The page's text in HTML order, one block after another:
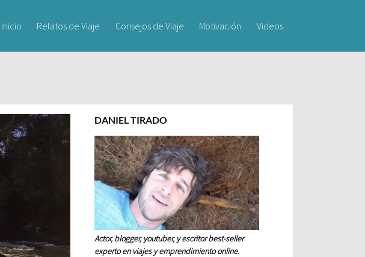
Inicio Relatos de Viaje Consejos de Viaje Motivación Videos
DANIEL TIRADO
Actor, blogger, youtuber, y escritor best-seller
experto en viajes y emprendimiento online.